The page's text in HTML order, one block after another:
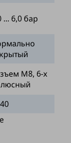
... 6,0 бар
М8, 6-х